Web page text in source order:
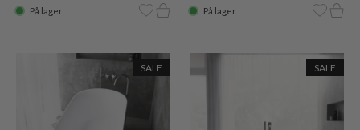
På lager På lager
SALE SALE